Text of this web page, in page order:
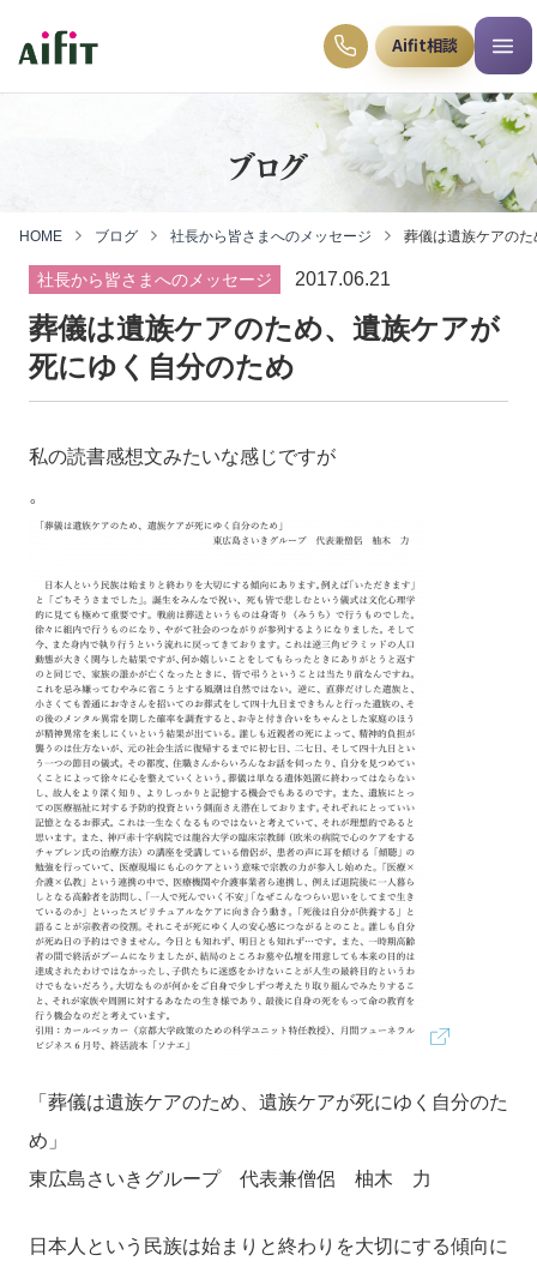
Aifit相談
ブログ
HOME ブログ 社長から皆さまへのメッセージ 葬儀は遺族ケアの
社長から皆さまへのメッセージ 2017.06.21
葬儀は遺族ケアのため、遺族ケアが
死にゆく自分のため
私の読書感想文みたいな感じですが
。
「葬儀は遺族ケアのため、遺族ケアが死にゆく自分のた
め」
東広島さいきグループ 代表兼僧侶 柚木 力
日本人という民族は始まりと終わりを大切にする傾向に